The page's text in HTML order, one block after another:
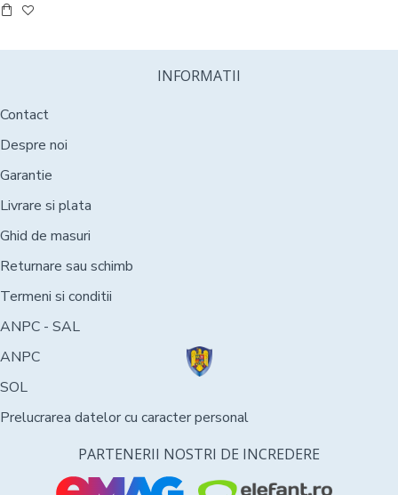
INFORMATII
Contact
Despre noi
Garantie
Livrare si plata
Ghid de masuri
Returnare sau schimb
Termeni si conditii
ANPC - SAL
ANPC
SOL
Prelucrarea datelor cu caracter personal
PARTENERII NOSTRI DE INCREDERE